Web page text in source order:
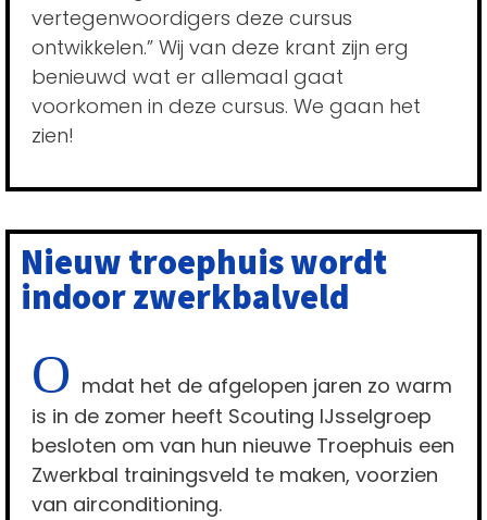
vertegenwoordigers deze cursus
ontwikkelen.” Wij van deze krant zijn erg
benieuwd wat er allemaal gaat
voorkomen in deze cursus. We gaan het
zien!
Nieuw troephuis wordt
indoor zwerkbalveld
O mdat het de afgelopen jaren zo warm
is in de zomer heeft Scouting IJsselgroep
besloten om van hun nieuwe Troephuis een
Zwerkbal trainingsveld te maken, voorzien
van airconditioning.